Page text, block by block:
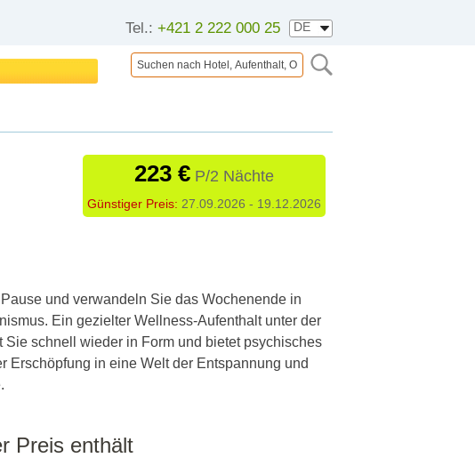
Tel.: +421 2 222 000 25
223 € P/2 Nächte
Günstiger Preis: 27.09.2026 - 19.12.2026
und verwandeln Sie das Wochenende in
Ein gezielter Wellness-Aufenthalt unter der
Sie schnell wieder in Form und bietet psychisches
Erschöpfung in eine Welt der Entspannung und
Preis enthält